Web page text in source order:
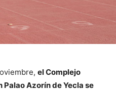
el Complejo
Azorín de Yecla se